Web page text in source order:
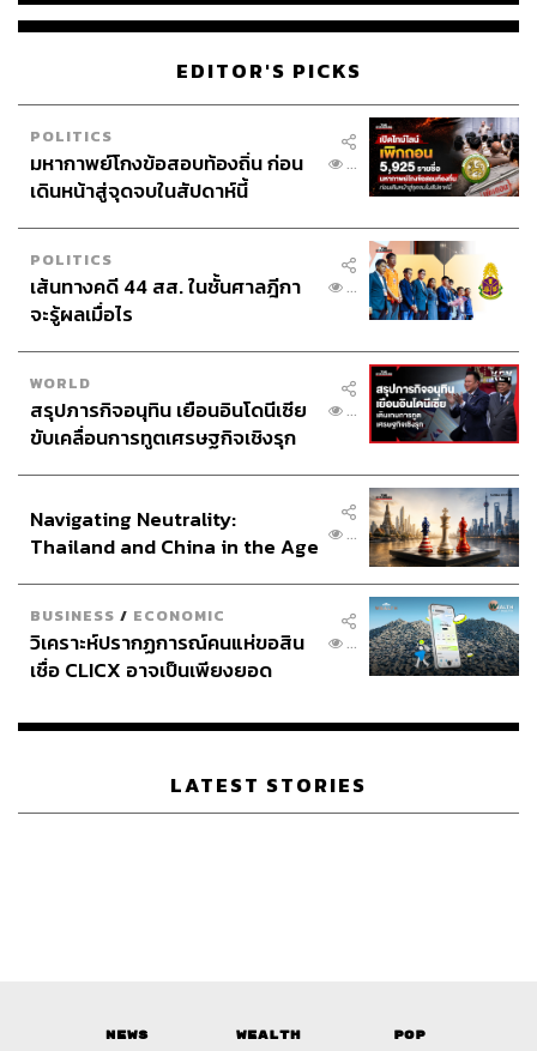
EDITOR'S PICKS
POLITICS
มหากาพย์โกงข้อสอบท้องถิ่น ก่อน
เดินหน้าสู่จุดจบในสัปดาห์นี้
...
POLITICS
เส้นทางคดี 44 สส. ในชั้นศาลฎีกา
จะรู้ผลเมื่อไร
...
WORLD
สรุปภารกิจอนุทิน เยือนอินโดนีเซีย
ขับเคลื่อนการทูตเศรษฐกิจเชิงรุก
...
Navigating Neutrality:
Thailand and China in the Age
...
BUSINESS / ECONOMIC
วิเคราะห์ปรากฏการณ์คนแห่ขอสิน
เชื่อ CLICX อาจเป็นเพียงยอด
เรือนไทยที่ถูกซุกไว้
...
LATEST STORIES
News Wealth Pop